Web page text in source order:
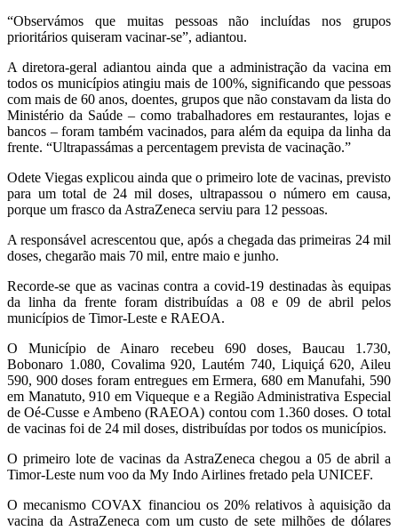
“Observámos que muitas pessoas não incluídas nos grupos
prioritários quiseram vacinar-se”, adiantou.
A diretora-geral adiantou ainda que a administração da vacina em
todos os municípios atingiu mais de 100%, significando que pessoas
com mais de 60 anos, doentes, grupos que não constavam da lista do
Ministério da Saúde – como trabalhadores em restaurantes, lojas e
bancos – foram também vacinados, para além da equipa da linha da
frente. “Ultrapassámas a percentagem prevista de vacinação.”
Odete Viegas explicou ainda que o primeiro lote de vacinas, previsto
para um total de 24 mil doses, ultrapassou o número em causa,
porque um frasco da AstraZeneca serviu para 12 pessoas.
A responsável acrescentou que, após a chegada das primeiras 24 mil
doses, chegarão mais 70 mil, entre maio e junho.
Recorde-se que as vacinas contra a covid-19 destinadas às equipas
da linha da frente foram distribuídas a 08 e 09 de abril pelos
municípios de Timor-Leste e RAEOA.
O Município de Ainaro recebeu 690 doses, Baucau 1.730,
Bobonaro 1.080, Covalima 920, Lautém 740, Liquiçá 620, Aileu
590, 900 doses foram entregues em Ermera, 680 em Manufahi, 590
em Manatuto, 910 em Viqueque e a Região Administrativa Especial
de Oé-Cusse e Ambeno (RAEOA) contou com 1.360 doses. O total
de vacinas foi de 24 mil doses, distribuídas por todos os municípios.
O primeiro lote de vacinas da AstraZeneca chegou a 05 de abril a
Timor-Leste num voo da My Indo Airlines fretado pela UNICEF.
O mecanismo COVAX financiou os 20% relativos à aquisição da
vacina da AstraZeneca com um custo de sete milhões de dólares